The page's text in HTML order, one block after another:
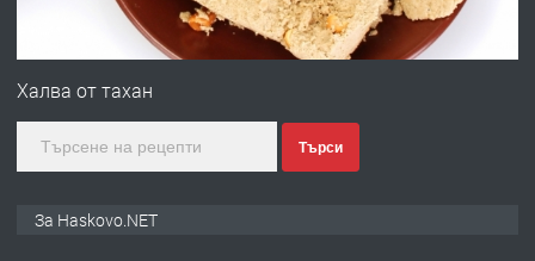
№4120 Магазин/Офис под наем в кв.
Халва от тахан
Търси
За Haskovo.NET